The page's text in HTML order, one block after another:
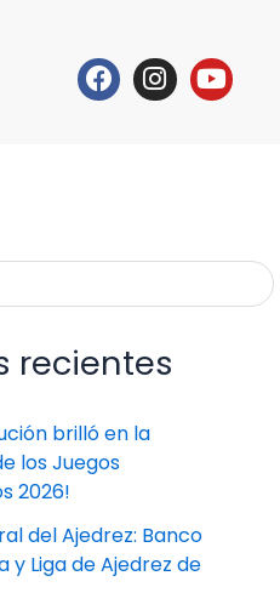
Facebook
recientes
brilló en la
los Juegos
2026!
del Ajedrez: Banco
y Liga de Ajedrez de